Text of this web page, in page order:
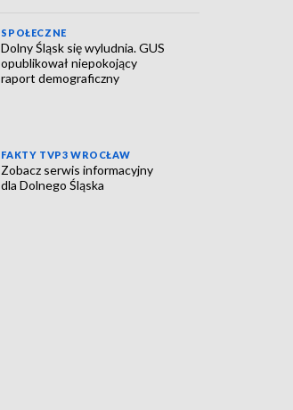
SPOŁECZNE
Dolny Śląsk się wyludnia. GUS
opublikował niepokojący
raport demograficzny
FAKTY TVP3 WROCŁAW
Zobacz serwis informacyjny
dla Dolnego Śląska